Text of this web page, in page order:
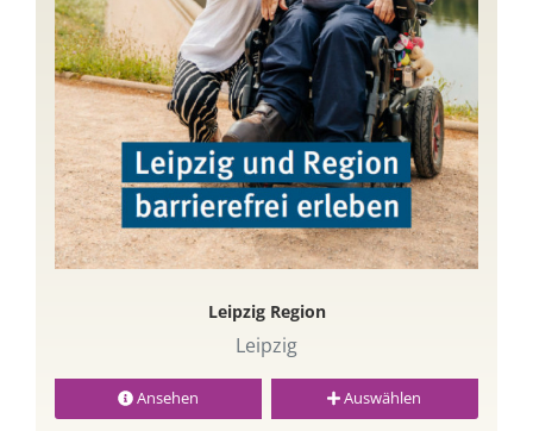
Leipzig Region
Leipzig
Ansehen Auswählen